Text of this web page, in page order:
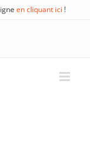
en cliquant ici !